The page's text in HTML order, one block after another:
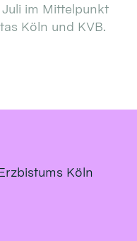
im Mittelpunkt
Köln und KVB.
Köln